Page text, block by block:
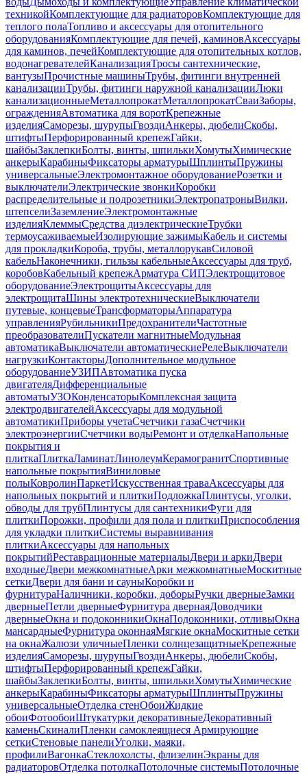
техникойКомплектующие для радиаторовКомплектующие для
теплого полаТопливо и аксессуары для отопительного
оборудованияКомплектующие для печей, каминовАксессуары
для каминов, печейКомплектующие для отопительных котлов,
водонагревателейКанализацияТросы сантехнические,
вантузыПрочистные машиныТрубы, фитинги внутренней
канализацииТрубы, фитинги наружной канализацииЛюки
канализационныеМеталлопрокатМеталлопрокатСваиЗаборы,
огражденияАвтоматика для воротКрепежные
изделияСаморезы, шурупыГвоздиАнкеры, дюбелиСкобы,
штифтыПерфорированный крепежГайки,
шайбыЗаклепкиБолты, винты, шпилькиХомутыХимические
анкерыКарабиныФиксаторы арматурыШплинтыПружины
универсальныеЭлектромонтажное оборудованиеРозетки и
выключателиЭлектрические звонкиКоробки
распределительные и подрозетникиЭлектропатроныВилки,
штепселиЗаземлениеЭлектромонтажные
изделияКлеммыСредства диэлектрическиеТрубки
термоусаживаемыеИзолирующие зажимыКабель и системы
для прокладкиКороба, трубы, металлорукавСиловой
кабельНаконечники, гильзы кабельныеАксессуары для труб,
коробовКабельный крепежАрматура СИПЭлектрощитовое
оборудованиеЭлектрощитыАксессуары для
электрощитаШины электротехническиеВыключатели
путевые, концевыеТрансформаторыАппаратура
управленияРубильникиПредохранителиЧастотные
преобразователиПускатели магнитныеМодульная
автоматикаВыключатели автоматическиеРелеВыключатели
нагрузкиКонтакторыДополнительное модульное
оборудованиеУЗИПАвтоматика пуска
двигателяДифференциальные
автоматыУЗОКонденсаторыКомплексная защита
электродвигателейАксессуары для модульной
автоматикиПриборы учетаСчетчики газаСчетчики
электроэнергииСчетчики водыРемонт и отделкаНапольные
покрытия и
плиткаПлиткаЛаминатЛинолеумКерамогранитСпортивные
напольные покрытияВиниловые
полыКовролинПаркетИскусственная траваАксессуары для
напольных покрытий и плиткиПодложкаПлинтусы, уголки,
обводы для трубПлинтусы для сантехникиФуги для
плиткиПорожки, профили для пола и плиткиПриспособления
для укладки плиткиСистемы выравнивания
плиткиАксессуары для напольных
покрытийРеставрационные материалыДвери и аркиДвери
входныеДвери межкомнатныеАрки межкомнатныеМоскитные
сеткиДвери для бани и сауныКоробки и
фурнитураНаличники, коробки, доборыРучки дверныеЗамки
дверныеПетли дверныеФурнитура двернаяДоводчики
дверныеОкна и подоконникиОкнаПодоконники, отливыОкна
мансардныеФурнитура оконнаяМягкие окнаМоскитные сетки
на окнаЖалюзи уличныеПленки солнцезащитныеКрепежные
изделияСаморезы, шурупыГвоздиАнкеры, дюбелиСкобы,
штифтыПерфорированный крепежГайки,
шайбыЗаклепкиБолты, винты, шпилькиХомутыХимические
анкерыКарабиныФиксаторы арматурыШплинтыПружины
универсальныеОтделка стенОбоиЖидкие
обоиФотообоиШтукатурки декоративныеДекоративный
каменьСкиналиПленки самоклеящиеся Армирующие
сеткиСтеновые панелиУголки, маяки,
профилиВагонкаСтеклохолсты, флизелинЭкраны для
радиаторовОтделка потолкаПотолочные системыПотолочные